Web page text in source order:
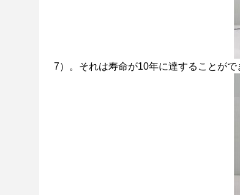
7）。それは寿命が10年に達することがで